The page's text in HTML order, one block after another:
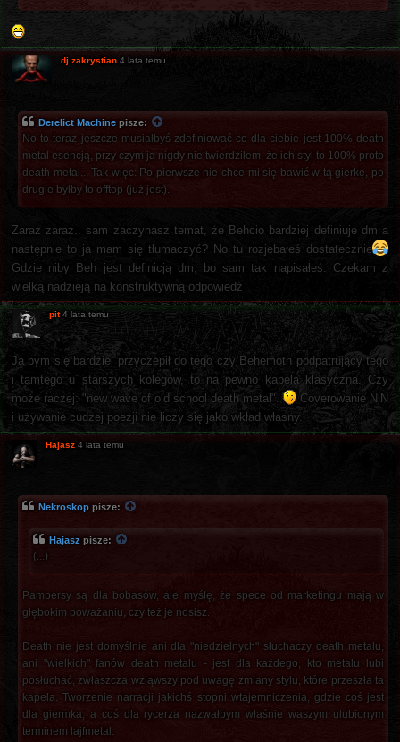
dj zakrystian 4 lata temu
Derelict Machine pisze:
No to teraz jeszcze musiałbyś zdefiniować co dla ciebie jest 100% death
metal esencją, przy czym ja nigdy nie twierdziłem, że ich styl to 100% proto
death metal... Tak więc: Po pierwsze nie chce mi się bawić w tą gierkę, po
drugie byłby to offtop (już jest).
Zaraz zaraz.. sam zaczynasz temat, że Behcio bardziej definiuje dm a
następnie to ja mam się tłumaczyć? No tu rozjebałeś dostatecznie
Gdzie niby Beh jest definicją dm, bo sam tak napisałeś. Czekam z
wielką nadzieją na konstruktywną odpowiedź
pit 4 lata temu
Ja bym się bardziej przyczepił do tego czy Behemoth podpatrujący tego
i tamtego u starszych kolegów, to na pewno kapela klasyczna. Czy
może raczej: "new wave of old school death metal".
Coverowanie NiN
i używanie cudzej poezji nie liczy się jako wkład własny.
Hajasz 4 lata temu
Nekroskop pisze:
Hajasz pisze:
(...)
Pampersy są dla bobasów, ale myślę, że spece od marketingu mają w
głębokim poważaniu, czy też je nosisz.
Death nie jest domyślnie ani dla "niedzielnych" słuchaczy death metalu,
ani "wielkich" fanów death metalu - jest dla każdego, kto metalu lubi
posłuchać, zwłaszcza wziąwszy pod uwagę zmiany stylu, które przeszła ta
kapela. Tworzenie narracji jakichś stopni wtajemniczenia, gdzie coś jest
dla giermka, a coś dla rycerza nazwałbym właśnie waszym ulubionym
terminem lajfmetal.